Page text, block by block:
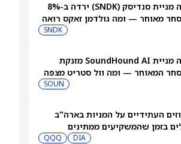
למה מניית סנדיסק (SNDK) ירדה ב-8%
מאוחר — ומה גולדמן זאקס רואה
SNDK
למה מניית SoundHound AI מזנקת
המאוחר — ומה וול סטריט מצפה
SOUN
העתידיים על המניות בארה"ב
בזמן שהמשקיעים ממתינים
DIA
QQQ